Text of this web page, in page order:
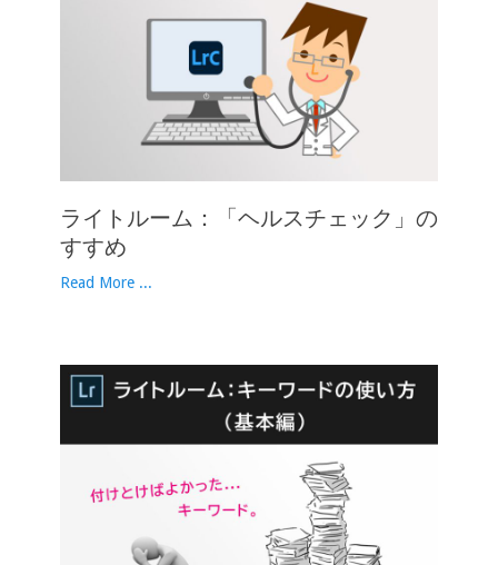
ライトルーム：「ヘルスチェック」の
すすめ
Read More ...